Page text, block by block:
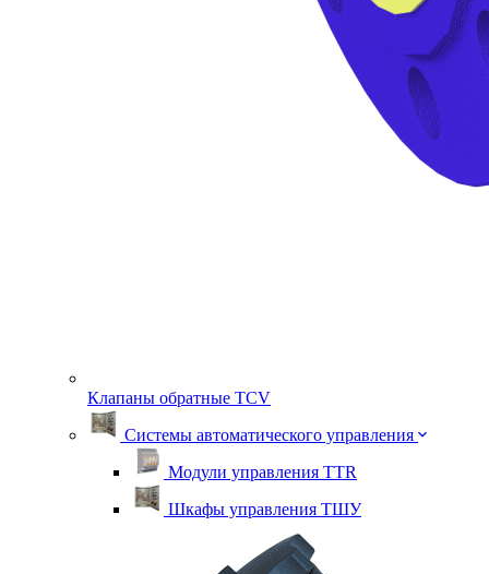
Клапаны обратные TСV
Системы автоматического управления
Модули управления TTR
Шкафы управления ТШУ